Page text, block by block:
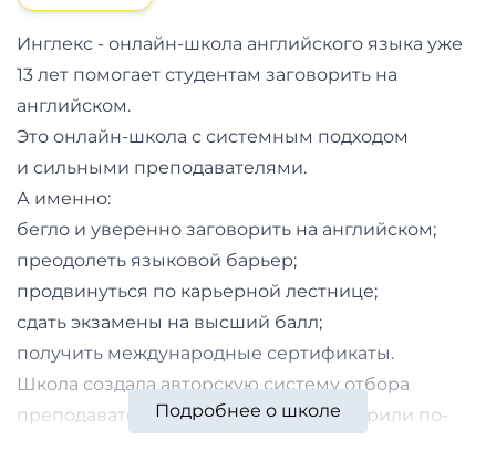
Инглекс - онлайн-школа английского языка уже
13 лет помогает студентам заговорить на
английском.
Это онлайн-школа с системным подходом
и сильными преподавателями.
А именно:
бегло и уверенно заговорить на английском;
преодолеть языковой барьер;
продвинуться по карьерной лестнице;
сдать экзамены на высший балл;
получить международные сертификаты.
Школа создала авторскую систему отбора
преподавателей, чтобы ученики говорили по-
Подробнее о школе
Психология
и
саморазвитие
Прочее
Репетиторы
Тесты
на
профориентацию